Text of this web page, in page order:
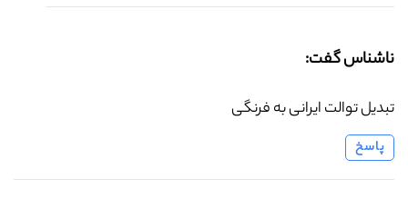
ناشناس گفت:
تبدیل توالت ایرانی به فرنگی
پاسخ